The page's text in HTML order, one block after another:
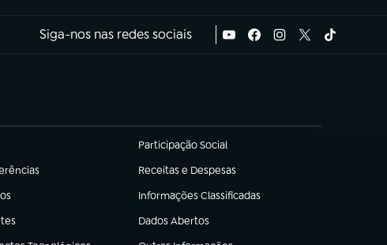
Siga-nos nas redes sociais
Participação Social
(abre em nova aba)
Receitas e Despesas
(abre em nova aba)
Informações Classificadas
(abre em nova aba)
Dados Abertos
(abre em nova aba)